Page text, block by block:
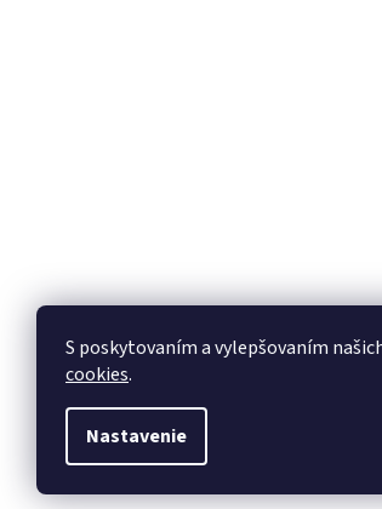
S poskytovaním a vylepšovaním
cookies.
Nastavenie
Recenzie zobrazené na týchto
objednávky.